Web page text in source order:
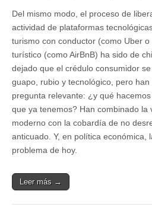
Del mismo modo, el proceso de
actividad de plataformas
turismo con conductor (como Uber
turístico (como AirBnB) ha sido de
dejado que el crédulo consumidor
guapo, rubio y tecnológico, pero
pregunta relevante: ¿y qué
que ya tenemos? Han combinado la
moderno con la cobardía de no
anticuado. Y, en política económica,
problema de hoy.
Leer más →